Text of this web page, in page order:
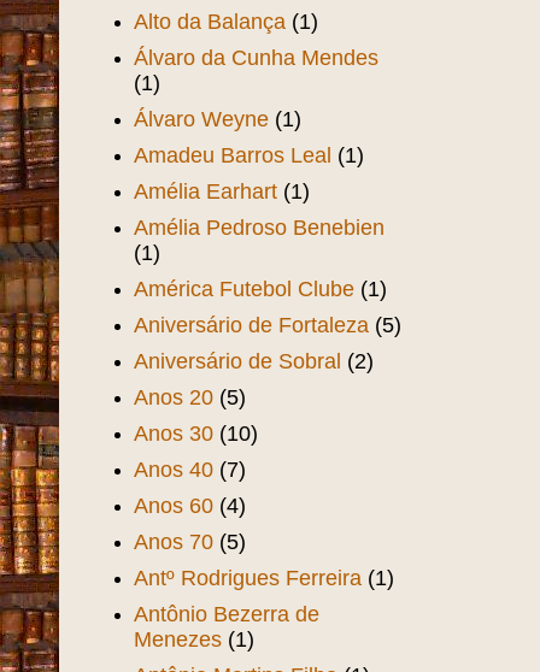
Alberto Nepomuceno
Alcides Santos (1)
aldeota
Alfândega (15)
Alfredo Salgado (10)
Alto da Balança (1)
Álvaro da Cunha Mendes
(1)
Álvaro Weyne (1)
Amadeu Barros Leal (1)
Amélia Earhart (1)
Amélia Pedroso Benebien
(1)
América Futebol Clube
Aniversário de Fortaleza
Aniversário de Sobral
Anos 20 (5)
Anos 30 (10)
Anos 40 (7)